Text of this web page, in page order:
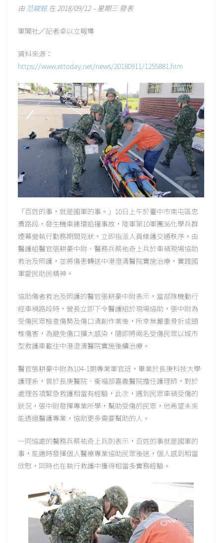
由 范峻銘在 2018/09/12 – 星期三 發表
軍聞社／記者卓以立報導
資料來源：
https://www.ettoday.net/news/20180911/1255881.htm
「百姓的事，就是國軍的事。」10日上午於臺中市南屯區忠
勇路段，發生機車連環追撞事故，陸軍第10軍團36化學兵群
煙幕營執行勤務期間見狀，立即指派人員維護交通秩序，由
醫護組醫官張耕豪中尉、醫務兵蔡祐奇上兵於車禍現場協助
救治及照護，並將傷患轉送中港澄清醫院實施治療，實踐國
軍愛民助民精神。
協助傷者救治及照護的醫官張耕豪中尉表示，當部隊機動行
經車禍路段時，營長立即下令醫護組於現場協助，張中尉為
受傷民眾檢查傷勢及傷口清創作業後，所幸無嚴重骨折或頸
椎傷害，為避免傷口擴大感染，隨即將兩名受傷民眾以城市
型救護車載往中港澄清醫院實施後續治療。
醫官張耕豪中尉為104-1期專業軍官班，畢業於長庚科技大學
護理系，曾於長庚醫院、衛福部嘉義醫院擔任護理師，對於
處理各項緊急救護相當有經驗，此次，遇到民眾車禍受傷的
狀況，張中尉發揮專業所學，幫助受傷的民眾，他希望未來
能透過醫護專業，協助更多需要幫助的人。
一同協處的醫務兵蔡祐奇上兵則表示，百姓的事就是國軍的
事，能適時發揮個人醫療專業協助民眾後送，個人感到相當
欣慰，同時也在執行救護中獲得相當多實務經驗。